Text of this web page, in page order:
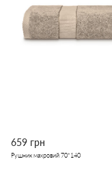
659 грн
Рушник махровий 70*140